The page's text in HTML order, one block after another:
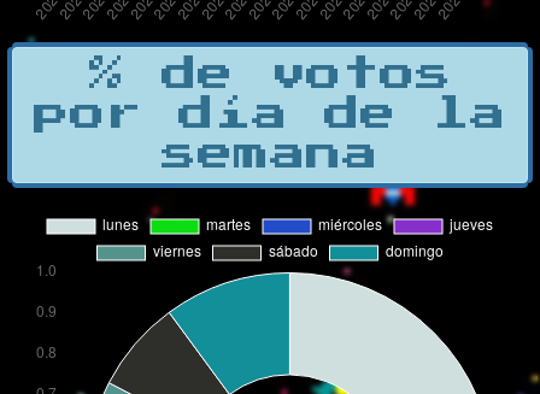
% de votos
por día de la
semana